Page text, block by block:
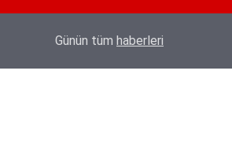
Suudi Arabistan ve Pakistan
Günün tüm haberleri